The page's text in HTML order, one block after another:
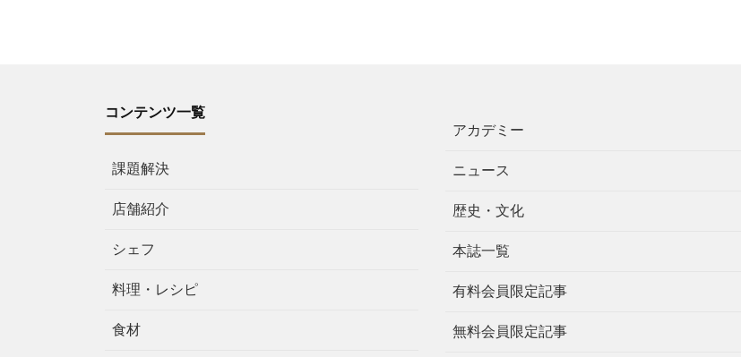
コンテンツ一覧
課題解決
店舗紹介
シェフ
料理・レシピ
食材
アカデミー
ニュース
歴史・文化
本誌一覧
有料会員限定記事
無料会員限定記事